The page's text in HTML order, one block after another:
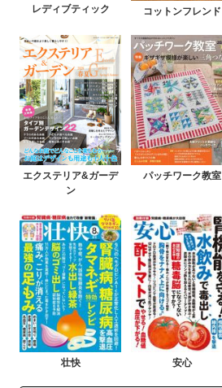
レディブティック コットンフレンド
エクステリア&ガーデ
ン
パッチワーク教室
壮快 安心